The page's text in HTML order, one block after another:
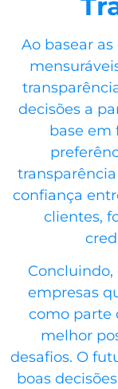
Ao basear
decisões a
base em
confiança
clientes,
empresas
como parte
melhor
desafios. O
boas